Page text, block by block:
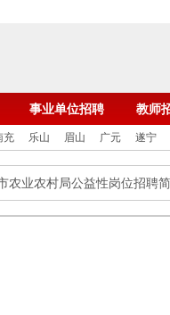
事业单位招聘 教师
充 乐山 眉山 广元 遂宁
农业农村局公益性岗位招聘